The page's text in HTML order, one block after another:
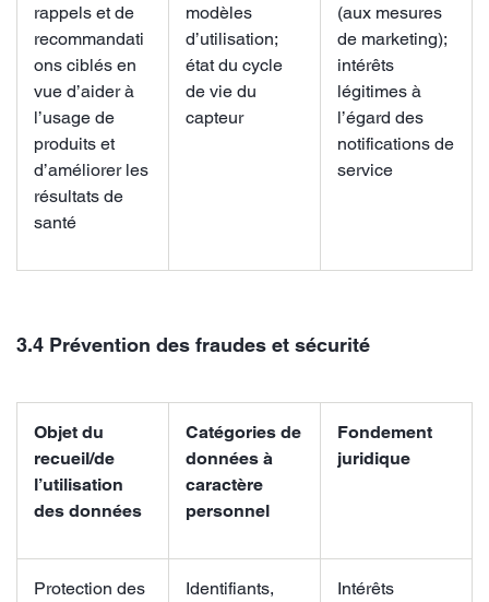
rappels et de
recommandati
ons ciblés en
vue d’aider à
l’usage de
produits et
d’améliorer les
résultats de
santé
modèles
d’utilisation;
état du cycle
de vie du
capteur
(aux mesures
de marketing);
intérêts
légitimes à
l’égard des
notifications de
service
3.4 Prévention des fraudes et sécurité
Objet du
recueil/de
l’utilisation
des données
Catégories de
données à
caractère
personnel
Fondement
juridique
Protection des
Identifiants,
Intérêts